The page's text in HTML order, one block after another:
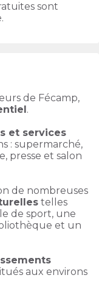
sont
de Fécamp,
.
et services
: supermarché,
presse et salon
de nombreuses
telles
de sport, une
et un
aux environs